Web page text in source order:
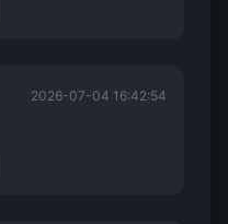
2026-07-04 16:42:54